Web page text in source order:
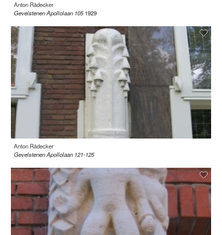
Anton Rädecker
Gevelstenen Apollolaan 105 1929
Anton Rädecker
Gevelstenen Apollolaan 121-125